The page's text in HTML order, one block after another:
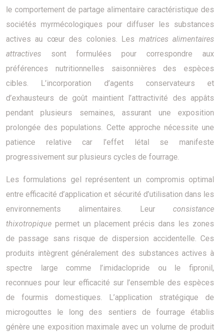
le comportement de partage alimentaire caractéristique des
sociétés myrmécologiques pour diffuser les substances
actives au cœur des colonies. Les matrices alimentaires
attractives sont formulées pour correspondre aux
préférences nutritionnelles saisonnières des espèces
cibles. L’incorporation d’agents conservateurs et
d’exhausteurs de goût maintient l’attractivité des appâts
pendant plusieurs semaines, assurant une exposition
prolongée des populations. Cette approche nécessite une
patience relative car l’effet létal se manifeste
progressivement sur plusieurs cycles de fourrage.
Les formulations gel représentent un compromis optimal
entre efficacité d’application et sécurité d’utilisation dans les
environnements alimentaires. Leur consistance
thixotropique permet un placement précis dans les zones
de passage sans risque de dispersion accidentelle. Ces
produits intègrent généralement des substances actives à
spectre large comme l’imidaclopride ou le fipronil,
reconnues pour leur efficacité sur l’ensemble des espèces
de fourmis domestiques. L’application stratégique de
microgouttes le long des sentiers de fourrage établis
génère une exposition maximale avec un volume de produit